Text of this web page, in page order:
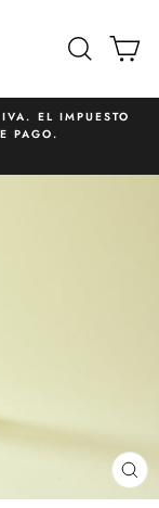
EL IMPUESTO
PAGO.